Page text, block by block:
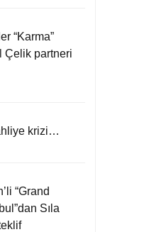
“Karma”
Çelik partneri
krizi…
“Grand
Sıla